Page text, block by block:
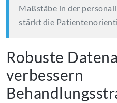
Maßstäbe in der
stärkt die
Robuste
verbessern